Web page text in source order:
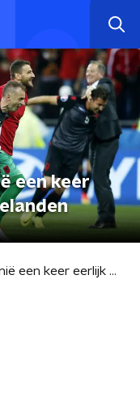
een keer
Eindelijk weet Albanië een keer eerlijk op het EK te belanden